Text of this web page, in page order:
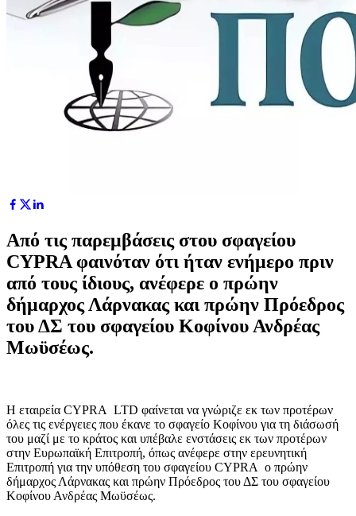
Aπό τις παρεμβάσεις στου σφαγείου
CYPRA φαινόταν ότι ήταν ενήμερο πριν
από τους ίδιους, ανέφερε o πρώην
δήμαρχος Λάρνακας και πρώην Πρόεδρος
του ΔΣ του σφαγείου Κοφίνου Ανδρέας
Μωϋσέως.
Η εταιρεία CYPRA LTD φαίνεται να γνώριζε εκ των προτέρων
όλες τις ενέργειες που έκανε το σφαγείο Κοφίνου για τη διάσωσή
του μαζί με το κράτος και υπέβαλε ενστάσεις εκ των προτέρων
στην Ευρωπαϊκή Επιτροπή, όπως ανέφερε στην ερευνητική
Επιτροπή για την υπόθεση του σφαγείου CYPRA o πρώην
δήμαρχος Λάρνακας και πρώην Πρόεδρος του ΔΣ του σφαγείου
Κοφίνου Ανδρέας Μωϋσέως.